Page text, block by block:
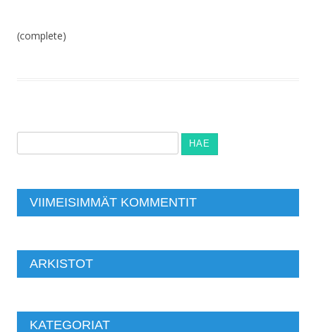
(complete)
VIIMEISIMMÄT KOMMENTIT
ARKISTOT
KATEGORIAT